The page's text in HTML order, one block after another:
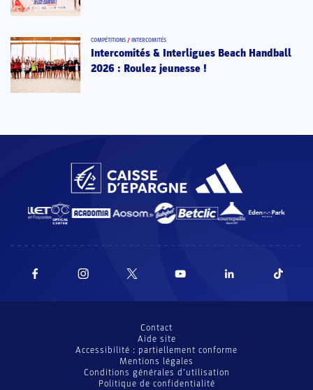
COMPÉTITIONS / INTERCOMITÉS
Intercomités & Interligues Beach Handball
2026 : Roulez jeunesse !
Contact
Aide site
Accessibilité : partiellement conforme
Mentions légales
Conditions générales d’utilisation
Politique de confidentialité